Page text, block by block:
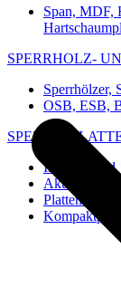
Span, MDF,
SPERRHOLZ-
Sperrhölzer,
OSB, ESB,
SPEZIAL-
Imi-Verbund
Akustik-
Platten und